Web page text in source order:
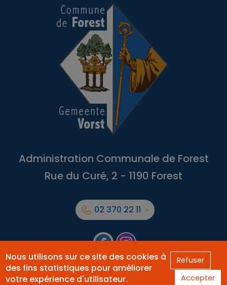
Administration Communale de Forest
Rue du Curé, 2 - 1190 Forest
02 370 22 11
Facebook
Forest
Site officiel de la Commune de Forest - Webmaster
Nous utilisons sur ce site des cookies à
des fins statistiques pour améliorer
votre expérience d'utilisateur.
Refuser
Accepter